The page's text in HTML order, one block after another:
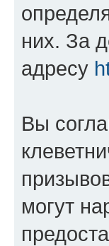
них. За
адресу
Вы
могут